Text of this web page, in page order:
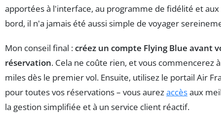
apportées à l'interface, au programme de fidélité et aux
bord, il n'a jamais été aussi simple de voyager
Mon conseil final :créez un compte Flying Blue avant
réservation. Cela ne coûte rien, et vous commencerez
miles dès le premier vol. Ensuite, utilisez le portail Air
pour toutes vos réservations – vous aurezaccèsaux
la gestion simplifiée et à un service client réactif.